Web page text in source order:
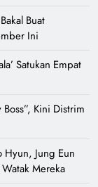
Buat
Ini
Satukan Empat
Kini Distrim
Hyun, Jung Eun
Mereka